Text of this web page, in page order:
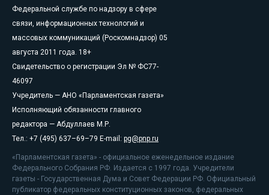
Федеральной службе по надзору в сфере
связи, информационных технологий и
массовых коммуникаций (Роскомнадзор) 05
августа 2011 года. 18+
Свидетельство о регистрации Эл № ФС77-
46097
Учредитель — АНО «Парламентская газета»
Исполняющий обязанности главного
редактора — Абдуллаев М.Р.
Тел.: +7 (495) 637–69–79 E-mail: pg@pnp.ru
«Парламентская газета» - официальное еженедельное издание
Федерального Собрания РФ. Издается с 1997 года. Учредители
газеты - Государственная Дума и Совет Федерации РФ. Официальный
публикатор федеральных конституционных законов, федеральных